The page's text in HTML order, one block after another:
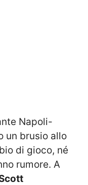
Napoli-
un brusio allo
di gioco, né
rumore. A